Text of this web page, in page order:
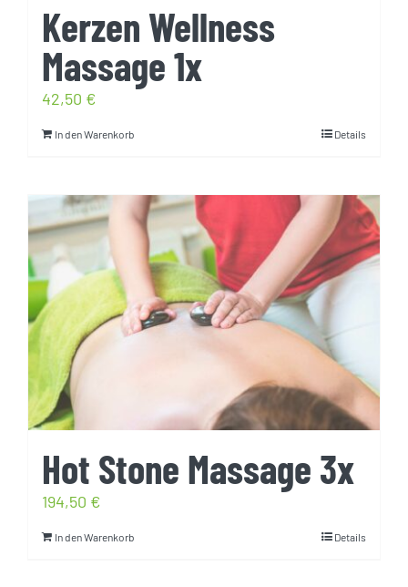
Kerzen Wellness
Massage 1x
42,50 €
In den Warenkorb Details
Hot Stone Massage 3x
194,50 €
In den Warenkorb Details